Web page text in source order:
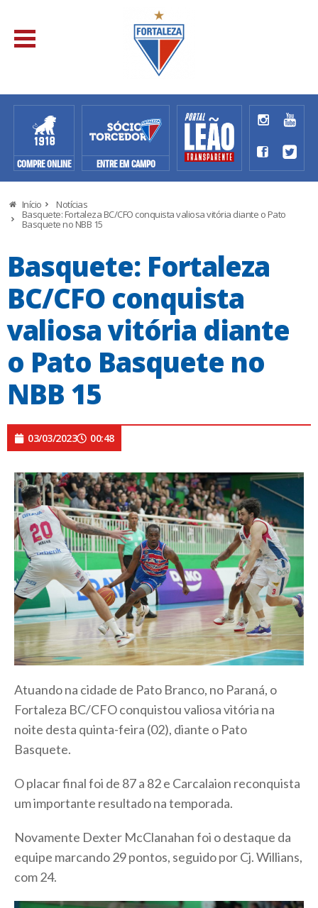
COMPRE ONLINE ENTRE EM CAMPO
Início Notícias
Basquete: Fortaleza BC/CFO conquista valiosa vitória diante o Pato
Basquete no NBB 15
Basquete: Fortaleza
BC/CFO conquista
valiosa vitória diante
o Pato Basquete no
NBB 15
03/03/2023 00:48
Atuando na cidade de Pato Branco, no Paraná, o
Fortaleza BC/CFO conquistou valiosa vitória na
noite desta quinta-feira (02), diante o Pato
Basquete.
O placar final foi de 87 a 82 e Carcalaion reconquista
um importante resultado na temporada.
Novamente Dexter McClanahan foi o destaque da
equipe marcando 29 pontos, seguido por Cj. Willians,
com 24.